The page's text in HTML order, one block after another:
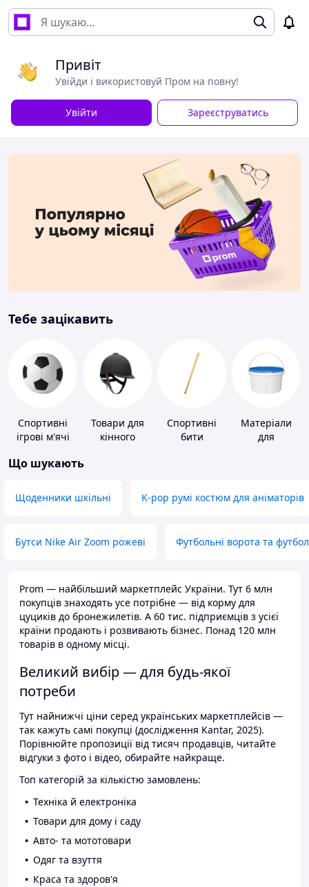
Привіт
Увійди і використовуй Пром на повну!
Увійти Зареєструватись
Тебе зацікавить
Спортивні
ігрові м'ячі
Товари для
кінного
Спортивні
бити
Матеріали
для
Що шукають
Щоденники шкільні K-pop румі костюм для аніматорів
Бутси Nike Air Zoom рожеві Футбольні ворота та
Prom — найбільший маркетплейс України. Тут 6 млн
покупців знаходять усе потрібне — від корму для
цуциків до бронежилетів. А 60 тис. підприємців з усієї
країни продають і розвивають бізнес. Понад 120 млн
товарів в одному місці.
Великий вибір — для будь-якої
потреби
Тут найнижчі ціни серед українських маркетплейсів —
так кажуть самі покупці (дослідження Kantar, 2025).
Порівнюйте пропозиції від тисяч продавців, читайте
відгуки з фото і відео, обирайте найкраще.
Топ категорій за кількістю замовлень:
Техніка й електроніка
Товари для дому і саду
Авто- та мототовари
Одяг та взуття
Краса та здоров'я